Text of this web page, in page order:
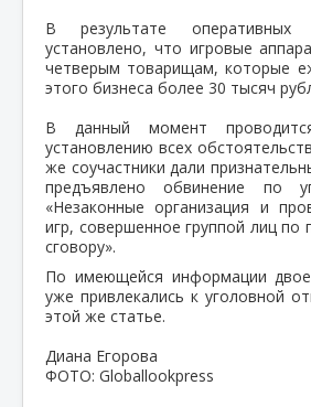
В результате оперативных
установлено, что игровые
четверым товарищам, которые
этого бизнеса более 30 тысяч
В данный момент
установлению всех
же соучастники дали
предъявлено обвинение по
«Незаконные организация и
игр, совершенное группой лиц по
сговору».
По имеющейся информации двое
уже привлекались к уголовной
этой же статье.
Диана Егорова
ФОТО: Globallookpress